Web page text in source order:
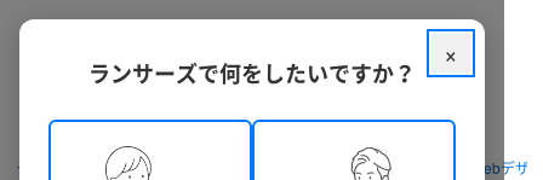
クラウドソーシング ランサーズ パッケージを探す デザイン・Webデザ
×
ランサーズで何をしたいですか？